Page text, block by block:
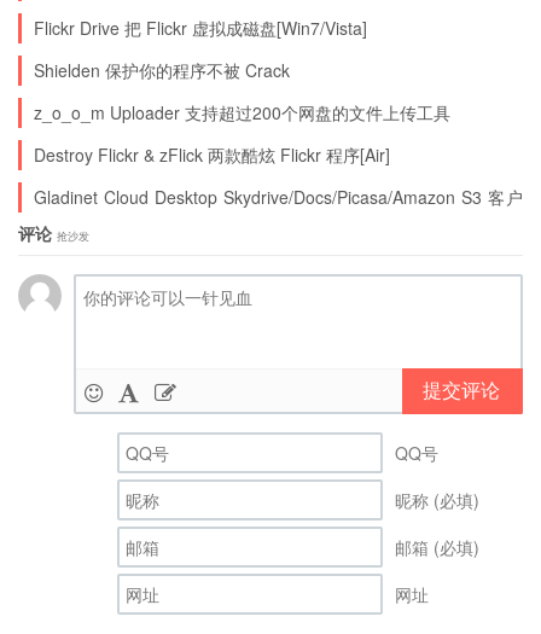
Flickr Drive 把 Flickr 虚拟成磁盘[Win7/Vista]
Shielden 保护你的程序不被 Crack
z_o_o_m Uploader 支持超过200个网盘的文件上传工具
Destroy Flickr & zFlick 两款酷炫 Flickr 程序[Air]
Gladinet Cloud Desktop Skydrive/Docs/Picasa/Amazon S3 客户
端程序
评论 抢沙发
提交评论
QQ号
昵称 (必填)
邮箱 (必填)
网址